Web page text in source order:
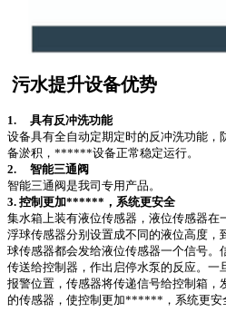
污水提升设备优势
1. 具有反冲洗功能
设备具有全自动定期定时的反冲洗功能，
备淤积，******设备正常稳定运行。
2. 智能三通阀
智能三通阀是我司专用产品。
3. 控制更加******，系统更安全
集水箱上装有液位传感器，液位传感器在
浮球传感器分别设置成不同的液位高度，
球传感器都会发给液位传感器一个信号。
传送给控制器，作出启停水泵的反应。一
报警位置，传感器将传递信号给控制箱，
的传感器，使控制更加******，系统更安